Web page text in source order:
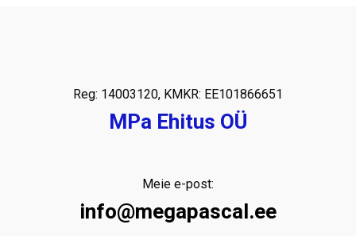
Reg: 14003120, KMKR: EE101866651
MPa Ehitus OÜ
Meie e-post:
info@megapascal.ee